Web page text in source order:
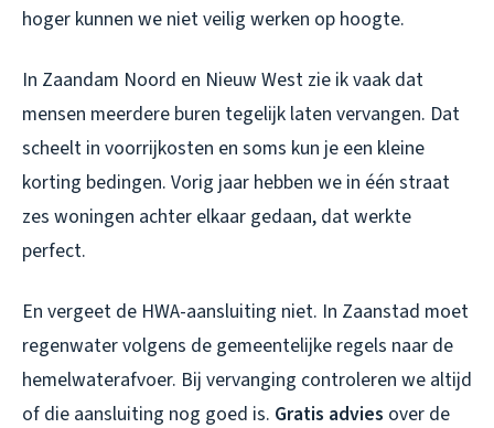
hoger kunnen we niet veilig werken op hoogte.
In Zaandam Noord en Nieuw West zie ik vaak dat
mensen meerdere buren tegelijk laten vervangen. Dat
scheelt in voorrijkosten en soms kun je een kleine
korting bedingen. Vorig jaar hebben we in één straat
zes woningen achter elkaar gedaan, dat werkte
perfect.
En vergeet de HWA-aansluiting niet. In Zaanstad moet
regenwater volgens de gemeentelijke regels naar de
hemelwaterafvoer. Bij vervanging controleren we altijd
of die aansluiting nog goed is. Gratis advies over de